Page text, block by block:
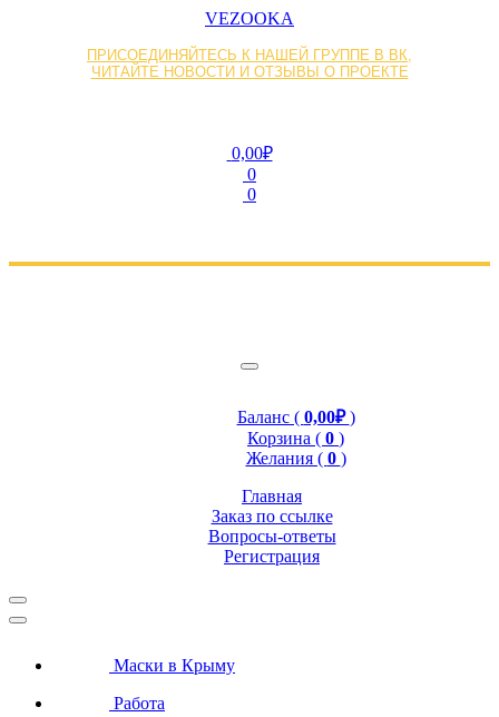
VEZOOKA
ПРИСОЕДИНЯЙТЕСЬ К НАШЕЙ ГРУППЕ В ВК,
ЧИТАЙТЕ НОВОСТИ И ОТЗЫВЫ О ПРОЕКТЕ
0,00₽
0
0
Баланс ( 0,00₽)
Корзина ( 0 )
Желания ( 0 )
Главная
Заказ по ссылке
Вопросы-ответы
Регистрация
Маски в Крыму
Работа